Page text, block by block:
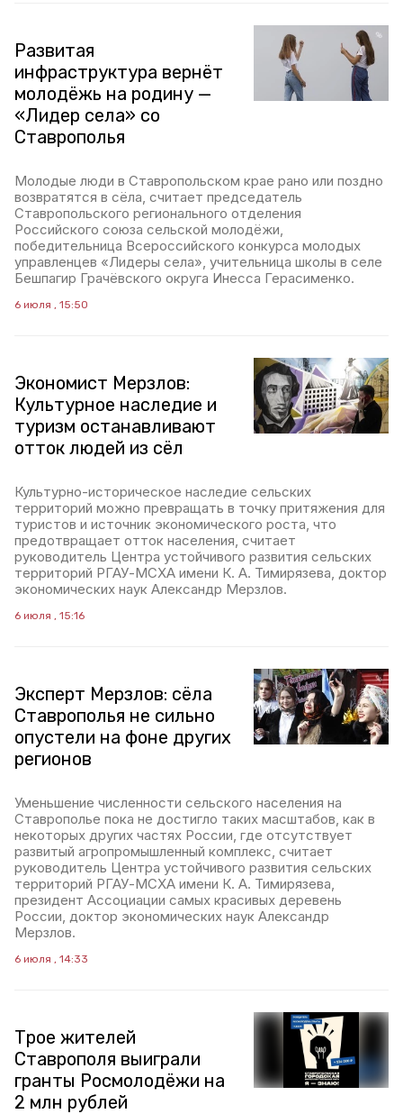
Развитая
инфраструктура вернёт
молодёжь на родину —
«Лидер села» со
Ставрополья
Молодые люди в Ставропольском крае рано или поздно
возвратятся в сёла, считает председатель
Ставропольского регионального отделения
Российского союза сельской молодёжи,
победительница Всероссийского конкурса молодых
управленцев «Лидеры села», учительница школы в селе
Бешпагир Грачёвского округа Инесса Герасименко.
6 июля , 15:50
Экономист Мерзлов:
Культурное наследие и
туризм останавливают
отток людей из сёл
Культурно-историческое наследие сельских
территорий можно превращать в точку притяжения для
туристов и источник экономического роста, что
предотвращает отток населения, считает
руководитель Центра устойчивого развития сельских
территорий РГАУ-МСХА имени К. А. Тимирязева, доктор
экономических наук Александр Мерзлов.
6 июля , 15:16
Эксперт Мерзлов: сёла
Ставрополья не сильно
опустели на фоне других
регионов
Уменьшение численности сельского населения на
Ставрополье пока не достигло таких масштабов, как в
некоторых других частях России, где отсутствует
развитый агропромышленный комплекс, считает
руководитель Центра устойчивого развития сельских
территорий РГАУ-МСХА имени К. А. Тимирязева,
президент Ассоциации самых красивых деревень
России, доктор экономических наук Александр
Мерзлов.
6 июля , 14:33
Трое жителей
Ставрополя выиграли
гранты Росмолодёжи на
2 млн рублей